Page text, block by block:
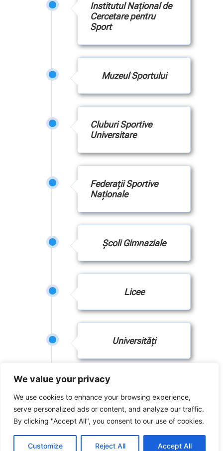
We value your privacy
We use cookies to enhance your browsing experience,
serve personalized ads or content, and analyze our traffic.
By clicking "Accept All", you consent to our use of cookies.
Customize Reject All Accept All
Institutul Naţional de
Cercetare pentru
Sport
Muzeul Sportului
Cluburi Sportive
Universitare
Federaţii Sportive
Naţionale
Școli Gimnaziale
Licee
Universități